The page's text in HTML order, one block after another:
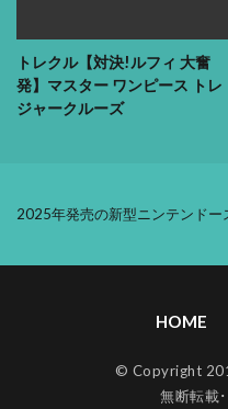
トレクル【対決!ルフィ 大奮
発】マスター ワンピース トレ
ジャークルーズ
2025年発売の新型ニンテンドー
HOME
© Copyright
無断転載